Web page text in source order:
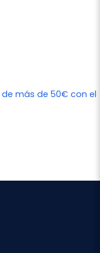
de más de 50€ con el